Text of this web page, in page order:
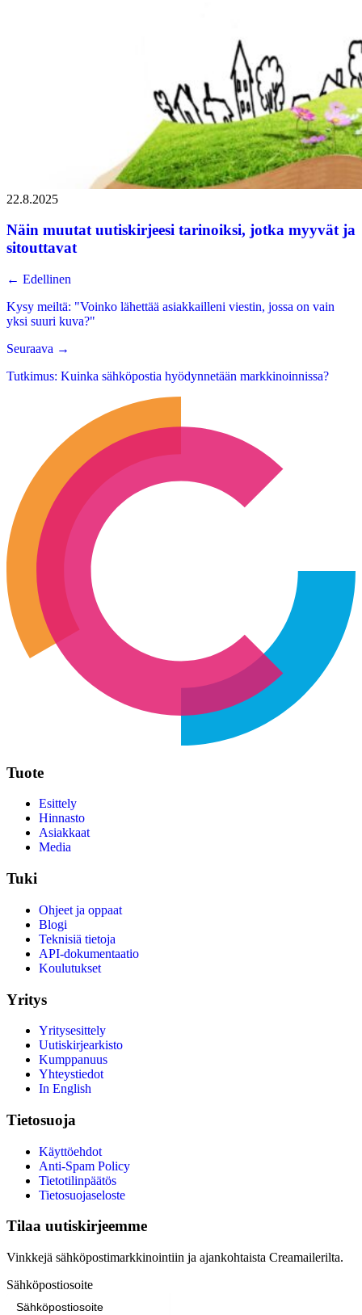
22.8.2025
Näin muutat uutiskirjeesi tarinoiksi, jotka myyvät ja
sitouttavat
← Edellinen
Kysy meiltä: "Voinko lähettää asiakkailleni viestin, jossa on vain
yksi suuri kuva?"
Seuraava →
Tutkimus: Kuinka sähköpostia hyödynnetään markkinoinnissa?
Tuote
Esittely
Hinnasto
Asiakkaat
Media
Tuki
Ohjeet ja oppaat
Blogi
Teknisiä tietoja
API-dokumentaatio
Koulutukset
Yritys
Yritysesittely
Uutiskirjearkisto
Kumppanuus
Yhteystiedot
In English
Tietosuoja
Käyttöehdot
Anti-Spam Policy
Tietotilinpäätös
Tietosuojaseloste
Tilaa uutiskirjeemme
Vinkkejä sähköpostimarkkinointiin ja ajankohtaista Creamailerilta.
Sähköpostiosoite